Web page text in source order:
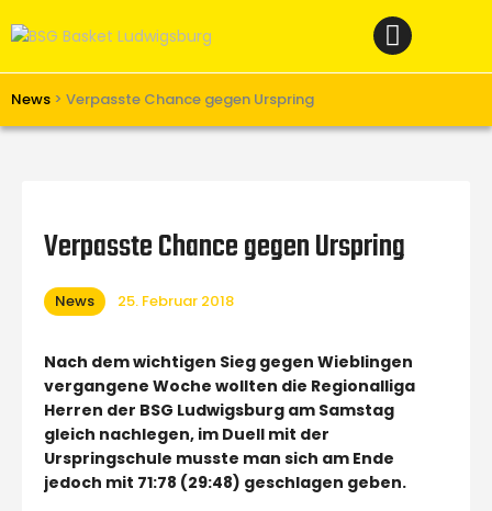
News > Verpasste Chance gegen Urspring
Verein
Unterstützen
Links
Verpasste Chance gegen Urspring
News 25. Februar 2018
Nach dem wichtigen Sieg gegen Wieblingen
vergangene Woche wollten die Regionalliga
Herren der BSG Ludwigsburg am Samstag
gleich nachlegen, im Duell mit der
Urspringschule musste man sich am Ende
jedoch mit 71:78 (29:48) geschlagen geben.